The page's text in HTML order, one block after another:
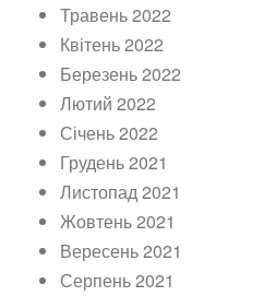
Травень 2022
Квітень 2022
Березень 2022
Лютий 2022
Січень 2022
Грудень 2021
Листопад 2021
Жовтень 2021
Вересень 2021
Серпень 2021